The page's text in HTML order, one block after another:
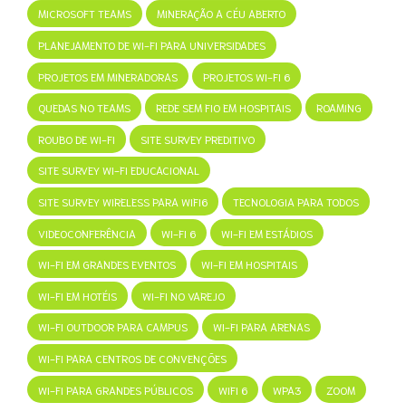
MICROSOFT TEAMS MINERAÇÃO A CÉU ABERTO
PLANEJAMENTO DE WI-FI PARA UNIVERSIDADES
PROJETOS EM MINERADORAS PROJETOS WI-FI 6
QUEDAS NO TEAMS REDE SEM FIO EM HOSPITAIS ROAMING
ROUBO DE WI-FI SITE SURVEY PREDITIVO
SITE SURVEY WI-FI EDUCACIONAL
SITE SURVEY WIRELESS PARA WIFI6 TECNOLOGIA PARA TODOS
VIDEOCONFERÊNCIA WI-FI 6 WI-FI EM ESTÁDIOS
WI-FI EM GRANDES EVENTOS WI-FI EM HOSPITAIS
WI-FI EM HOTÉIS WI-FI NO VAREJO
WI-FI OUTDOOR PARA CAMPUS WI-FI PARA ARENAS
WI-FI PARA CENTROS DE CONVENÇÕES
WI-FI PARA GRANDES PÚBLICOS WIFI 6 WPA3 ZOOM